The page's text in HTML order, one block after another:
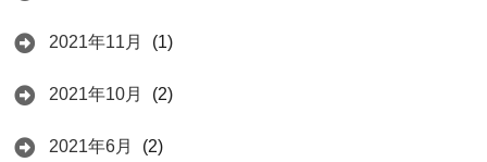
2021年11月 (1)
2021年10月 (2)
2021年6月 (2)